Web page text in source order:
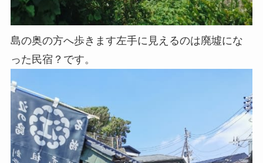
島の奥の方へ歩きます左手に見えるのは廃墟にな
った民宿？です。